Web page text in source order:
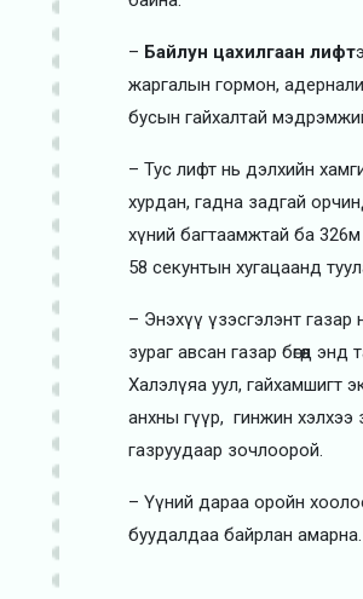
– Байлун цахилгаан лифт
жаргалын гормон,
бусын гайхалтай
– Тус лифт нь дэлхийн
хурдан, гадна задгай орчинд
хүний багтаамжтай ба 326м
58 секунтын хугацаанд
– Энэхүү үзэсгэлэнт
зураг авсан газар бөгөөд
Халэлүяа уул, гайхамшигт
анхны гүүр, гинжин хэлхээ
газруудаар зочлоорой.
– Үүний дараа оройн
буудалдаа байрлан амарна.